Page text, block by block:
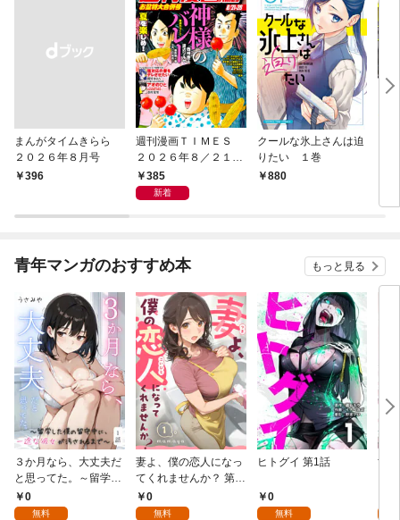
まんがタイムきらら
２０２６年８月号
￥396
週刊漫画ＴＩＭＥＳ
２０２６年８／２１・
２８合併号
385
新着
クールな氷上さんは迫
りたい １巻
880
青年マンガのおすすめ本 もっと見る
３か月なら、大丈夫だ
と思ってた。～留学し
た僕の留守中に、一途
な彼女が汚されるまで
0
無料
妻よ、僕の恋人になっ
てくれませんか？ 第1
話0
無料
ヒトグイ 第1話
0
無料
世